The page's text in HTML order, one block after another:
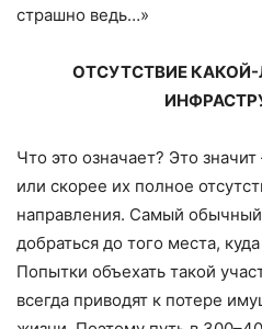
страшно ведь…»
ОТСУТСТВИЕ
Что это означает? Это
или скорее их полное
направления. Самый
добраться до того места,
Попытки объехать такой
всегда приводят к потере